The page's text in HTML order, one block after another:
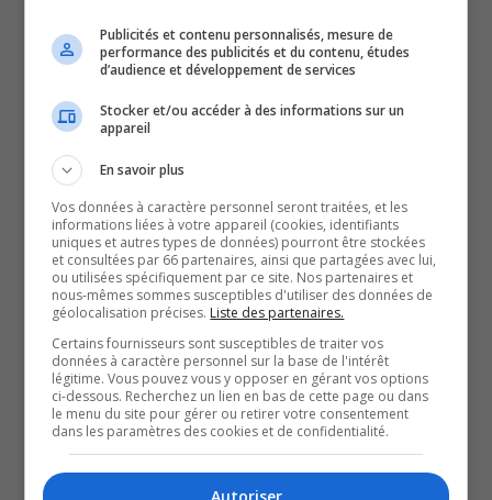
réveiller la région, tandis que WonderSteph, adorée
depuis son arrivée en août, accompagnera vos journées
et trajets.
À l’heure du lunch, Marie-Eve Janvier et Maripier Morin
animeront Les filles du lunch, et une surprise attend les
auditeurs pour le retour à la maison.
Pour célébrer cette transition, Rythme 97.1 diffusera dès
demain le Top 500 des plus grands succès de Rythme
tout au long du week-end.
Ce lancement marque un partenariat entre RNC Media et
Cogeco Média, renforçant l’offre radiophonique de
qualité pour Gatineau-Ottawa.
Avec les informations de Stéphanie Salomon
SOUTENIR NOS MÉDIAS, C’EST PROTÉGER NOTRE
CULTURE ET NOTRE ÉCONOMIE
Publicités et contenu personnalisés, mesure de
performance des publicités et du contenu, études
d’audience et développement de services
Stocker et/ou accéder à des informations sur un
appareil
En savoir plus
Vos données à caractère personnel seront traitées, et les
informations liées à votre appareil (cookies, identifiants
uniques et autres types de données) pourront être stockées
et consultées par 66 partenaires, ainsi que partagées avec lui,
ou utilisées spécifiquement par ce site. Nos partenaires et
nous-mêmes sommes susceptibles d'utiliser des données de
géolocalisation précises. Liste des partenaires.
Certains fournisseurs sont susceptibles de traiter vos
données à caractère personnel sur la base de l'intérêt
légitime. Vous pouvez vous y opposer en gérant vos options
ci-dessous. Recherchez un lien en bas de cette page ou dans
le menu du site pour gérer ou retirer votre consentement
dans les paramètres des cookies et de confidentialité.